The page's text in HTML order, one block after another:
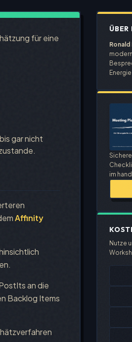
für eine
gar nicht
Affinity
an die
Backlog Items
ÜBER
Ronald
im
Nutze